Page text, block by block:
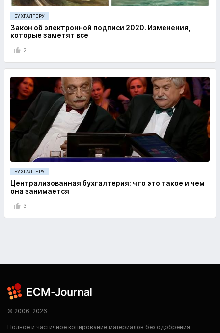
БУХГАЛТЕРУ
Закон об электронной подписи 2020. Изменения,
которые заметят все
2
БУХГАЛТЕРУ
Централизованная бухгалтерия: что это такое и чем
она занимается
3
© 2006-2026
Полное и частичное копирование материалов без одобрения